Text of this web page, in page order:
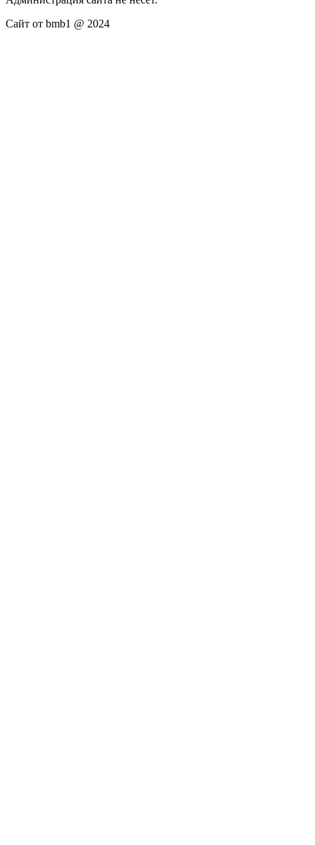
Сайт от bmb1 @ 2024